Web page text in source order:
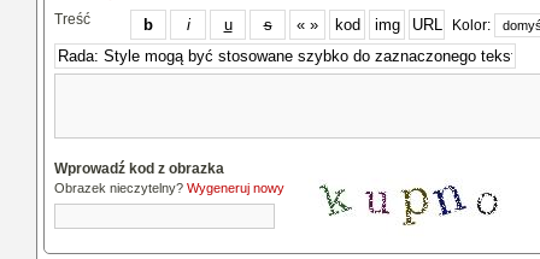
Treść Kolor:
Wprowadź kod z obrazka
Obrazek nieczytelny? Wygeneruj nowy